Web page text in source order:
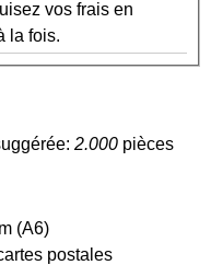
vos frais en
la fois.
2.000 pièces
(A6)
postales